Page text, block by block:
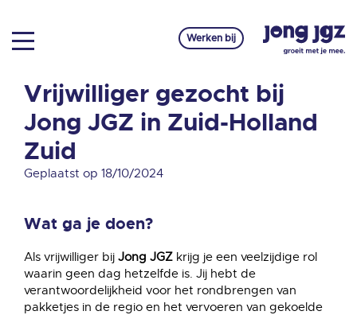
Vrijwilliger gezocht bij
Jong JGZ in Zuid-Holland
Zuid
Geplaatst op 18/10/2024
Wat ga je doen?
Als vrijwilliger bij Jong JGZ krijg je een veelzijdige rol
waarin geen dag hetzelfde is. Jij hebt de
verantwoordelijkheid voor het rondbrengen van
pakketjes in de regio en het vervoeren van gekoelde
Werken bij